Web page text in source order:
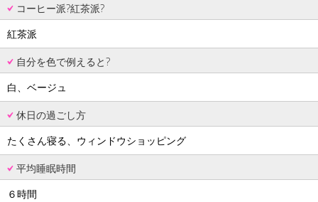
コーヒー派?紅茶派?
紅茶派
自分を色で例えると?
白、ベージュ
休日の過ごし方
たくさん寝る、ウィンドウショッピング
平均睡眠時間
６時間